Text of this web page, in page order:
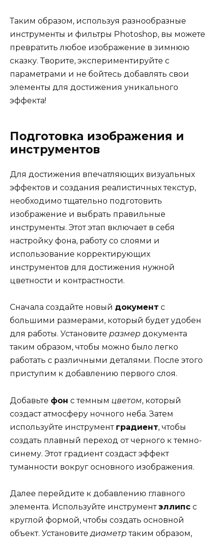
Таким образом, используя разнообразные
инструменты и фильтры Photoshop, вы можете
превратить любое изображение в зимнюю
сказку. Творите, экспериментируйте с
параметрами и не бойтесь добавлять свои
элементы для достижения уникального
эффекта!
Подготовка изображения и
инструментов
Для достижения впечатляющих визуальных
эффектов и создания реалистичных текстур,
необходимо тщательно подготовить
изображение и выбрать правильные
инструменты. Этот этап включает в себя
настройку фона, работу со слоями и
использование корректирующих
инструментов для достижения нужной
цветности и контрастности.
Сначала создайте новый документ с
большими размерами, который будет удобен
для работы. Установите размер документа
таким образом, чтобы можно было легко
работать с различными деталями. После этого
приступим к добавлению первого слоя.
Добавьте фон с темным цветом, который
создаст атмосферу ночного неба. Затем
используйте инструмент градиент, чтобы
создать плавный переход от черного к темно-
синему. Этот градиент создаст эффект
туманности вокруг основного изображения.
Далее перейдите к добавлению главного
элемента. Используйте инструментэллипс с
круглой формой, чтобы создать основной
объект. Установите диаметртаким образом,